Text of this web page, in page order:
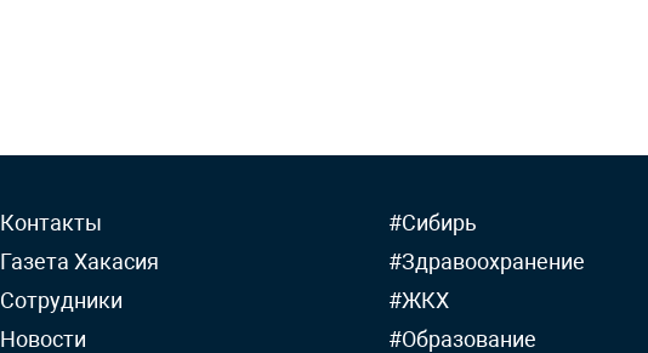
Контакты
Газета Хакасия
Сотрудники
Новости
#Сибирь
#Здравоохранение
#ЖКХ
#Образование